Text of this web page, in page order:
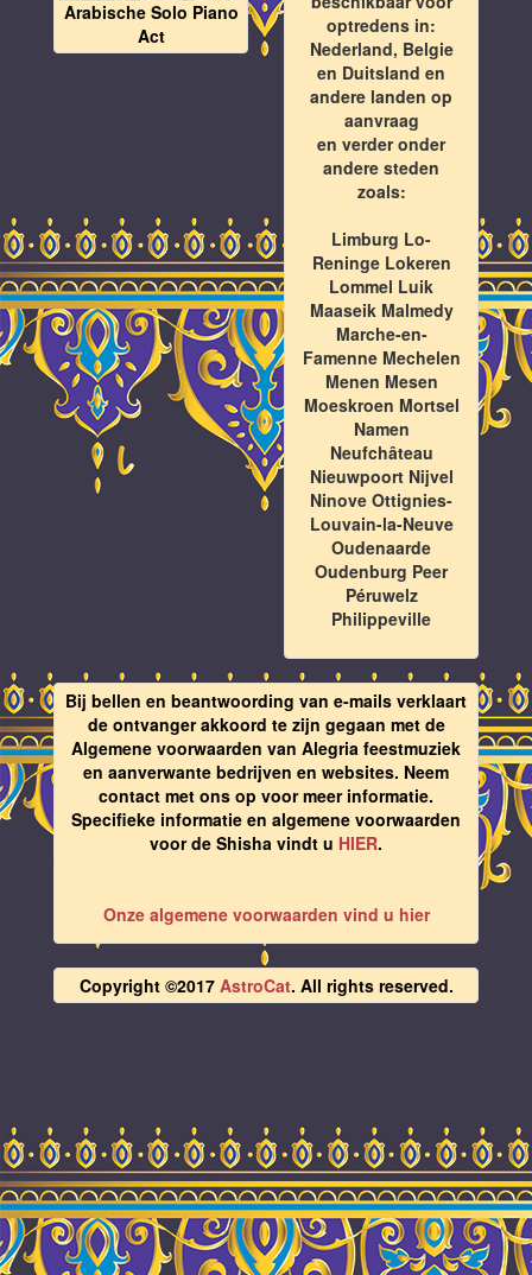
Arabische Solo Piano
Act
optredens in:
Nederland, Belgie
en Duitsland en
andere landen op
aanvraag
en verder onder
andere steden
zoals:
Limburg Lo-
Reninge Lokeren
Lommel Luik
Maaseik Malmedy
Marche-en-
Famenne Mechelen
Menen Mesen
Moeskroen Mortsel
Namen
Neufchâteau
Nieuwpoort Nijvel
Ninove Ottignies-
Louvain-la-Neuve
Oudenaarde
Oudenburg Peer
Péruwelz
Philippeville
Bij bellen en beantwoording van e-mails verklaart
de ontvanger akkoord te zijn gegaan met de
Algemene voorwaarden van Alegria feestmuziek
en aanverwante bedrijven en websites. Neem
contact met ons op voor meer informatie.
Specifieke informatie en algemene voorwaarden
voor de Shisha vindt u HIER.
Onze algemene voorwaarden vind u hier
Copyright ©2017 AstroCat. All rights reserved.